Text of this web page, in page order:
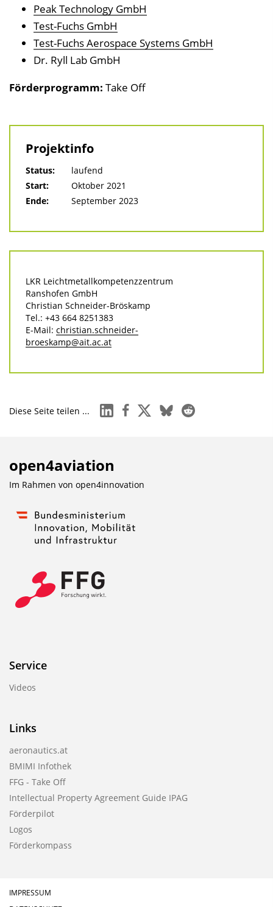
Peak Technology GmbH
Test-Fuchs GmbH
Test-Fuchs Aerospace Systems GmbH
Dr. Ryll Lab GmbH
Förderprogramm: Take Off
Projektinfo
Status:
laufend
Start:
Oktober 2021
Ende:
September 2023
LKR Leichtmetallkompetenzzentrum
Ranshofen GmbH
Christian Schneider-Bröskamp
Tel.: +43 664 8251383
E-Mail: christian.schneider-
broeskamp@ait.ac.at
Diese Seite teilen ... linkedinfacebook
x blueskyreddit
open4aviation
Im Rahmen von open4innovation
Service
Videos
Links
aeronautics.at
BMIMI Infothek
FFG - Take Off
Intellectual Property Agreement Guide IPAG
Förderpilot
Logos
Förderkompass
IMPRESSUM